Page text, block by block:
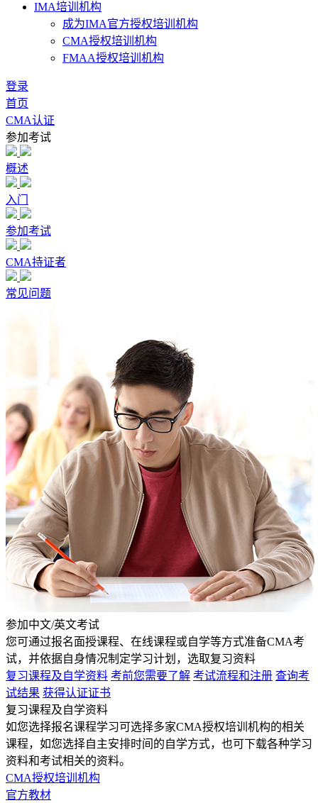
IMA培训机构
成为IMA官方授权培训机构
CMA授权培训机构
FMAA授权培训机构
登录
首页
CMA认证
参加考试
概述
入门
参加考试
CMA持证者
常见问题
参加中文/英文考试
您可通过报名面授课程、在线课程或自学等方式准备CMA考
试，并依据自身情况制定学习计划，选取复习资料
复习课程及自学资料 考前您需要了解 考试流程和注册 查询考
试结果 获得认证证书
复习课程及自学资料
如您选择报名课程学习可选择多家CMA授权培训机构的相关
课程，如您选择自主安排时间的自学方式，也可下载各种学习
资料和考试相关的资料。
CMA授权培训机构
官方教材